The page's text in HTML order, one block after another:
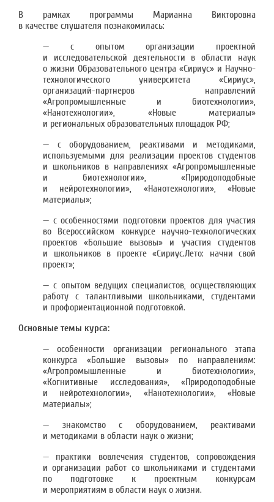
В рамках программы Марианна Викторовна
в качестве слушателя познакомилась:
— с опытом организации проектной
и исследовательской деятельности в области наук
о жизни Образовательного центра «Сириус» и Научно-
технологического университета «Сириус»,
организаций-партнеров направлений
«Агропромышленные и биотехнологии»,
«Нанотехнологии», «Новые материалы»
и региональных образовательных площадок РФ;
— с оборудованием, реактивами и методиками,
используемыми для реализации проектов студентов
и школьников в направлениях «Агропромышленные
и биотехнологии», «Природоподобные
и нейротехнологии», «Нанотехнологии», «Новые
материалы»;
— с особенностями подготовки проектов для участия
во Всероссийском конкурсе научно-технологических
проектов «Большие вызовы» и участия студентов
и школьников в проекте «Сириус.Лето: начни свой
проект»;
— с опытом ведущих специалистов, осуществляющих
работу с талантливыми школьниками, студентами
и профориентационной подготовкой.
Основные темы курса:
— особенности организации регионального этапа
конкурса «Большие вызовы» по направлениям:
«Агропромышленные и биотехнологии»,
«Когнитивные исследования», «Природоподобные
и нейротехнологии», «Нанотехнологии», «Новые
материалы»;
— знакомство с оборудованием, реактивами
и методиками в области наук о жизни;
— практики вовлечения студентов, сопровождения
и организации работ со школьниками и студентами
по подготовке к проектным конкурсам
и мероприятиям в области наук о жизни.